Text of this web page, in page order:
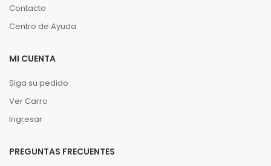
Contacto
Centro de Ayuda
MI CUENTA
Siga su pedido
Ver Carro
Ingresar
PREGUNTAS FRECUENTES